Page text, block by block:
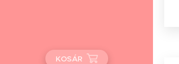
KOSÁR